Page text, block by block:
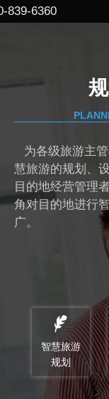
839-6360
顾问
目的地管理者提供
问和监理服务，帮
据视角和“互联网+“
理和运营、营销推
顾问和监
理